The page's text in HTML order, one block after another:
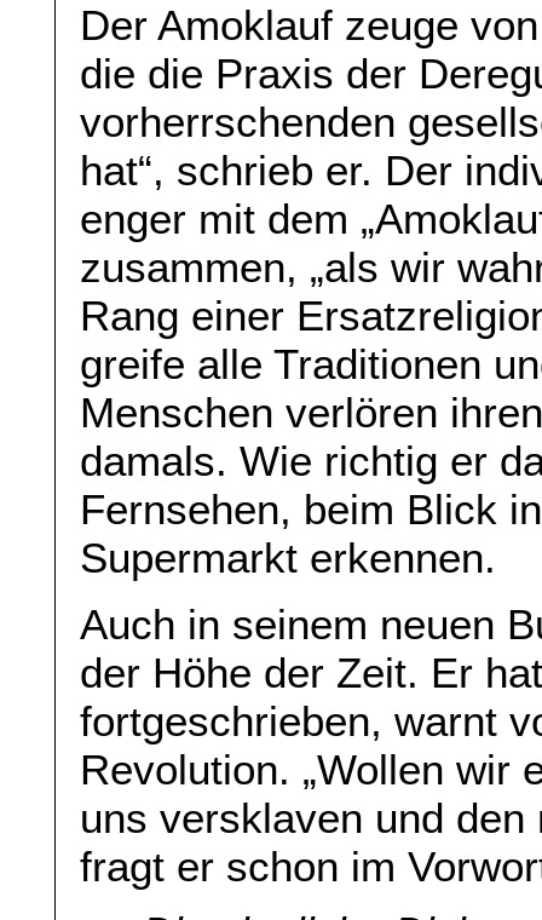
Der Amoklauf zeuge
die die Praxis der
vorherrschenden
hat“, schrieb er. Der
enger mit dem
zusammen, „als wir
Rang einer
greife alle Traditionen
Menschen verlören
damals. Wie richtig er
Fernsehen, beim Blick
Supermarkt erkennen.
Auch in seinem neuen
der Höhe der Zeit. Er
fortgeschrieben, warnt
Revolution. „Wollen wir
uns versklaven und den
fragt er schon im